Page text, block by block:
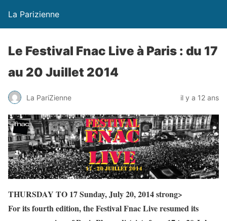
La Parizienne
Le Festival Fnac Live à Paris : du 17
au 20 Juillet 2014
La PariZienne il y a 12 ans
THURSDAY TO 17 Sunday, July 20, 2014 strong>
For its fourth edition, the Festival Fnac Live resumed its